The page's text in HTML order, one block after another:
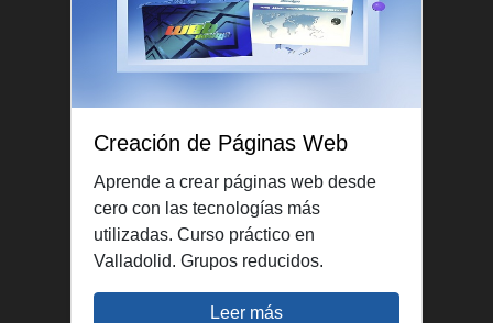
Creación de Páginas Web
Aprende a crear páginas web desde
cero con las tecnologías más
utilizadas. Curso práctico en
Valladolid. Grupos reducidos.
Leer más